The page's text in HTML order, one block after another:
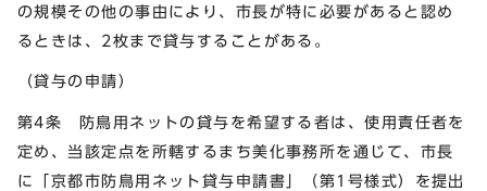
の規模その他の事由により、市長が特に必要があると認め
るときは、2枚まで貸与することがある。
（貸与の申請）
第4条 防鳥用ネットの貸与を希望する者は、使用責任者を
定め、当該定点を所轄するまち美化事務所を通じて、市長
に「京都市防鳥用ネット貸与申請書」（第1号様式）を提出